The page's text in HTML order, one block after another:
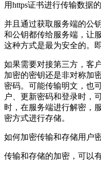
用https证书进行传输数据的
并且通过获取服务端的公
和公钥都传给服务端，让
这种方式是最为安全的。
如果需要对接第三方，客
加密的密钥还是非对称加
密码。可能传输明文，也
户、更新密码和登录时，
时，在服务端进行解密，
密方式进行存储。
如何加密传输和存储用户
传输和存储的加密，可以